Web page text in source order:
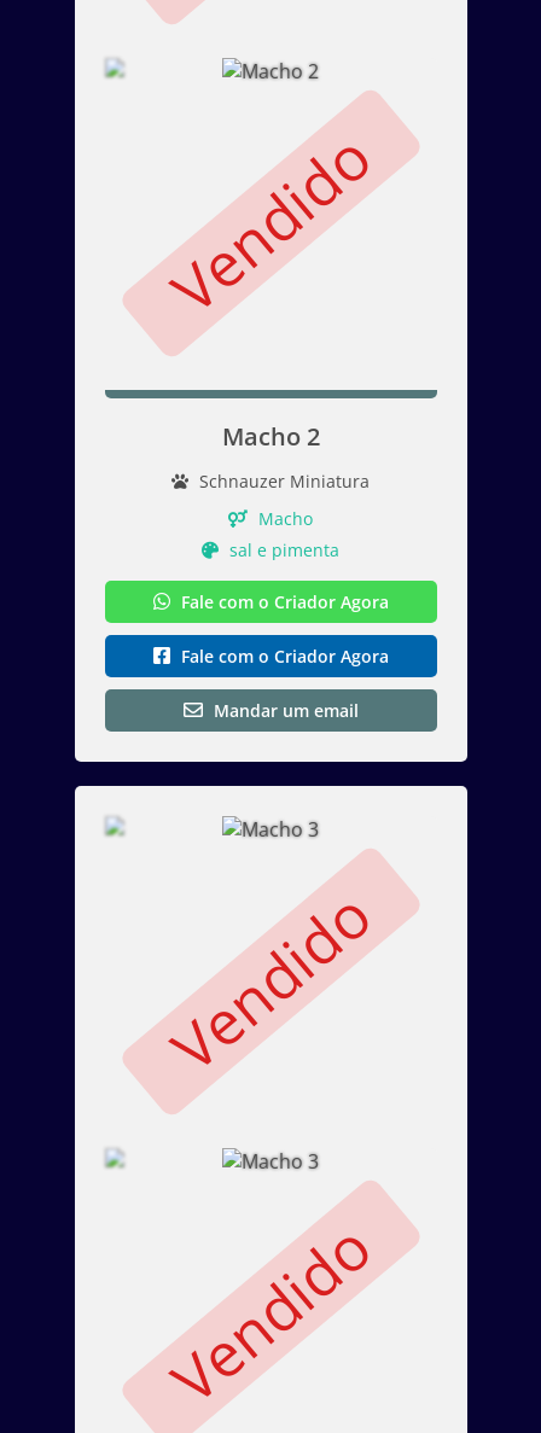
Vendido
Macho 2
Schnauzer Miniatura
Macho
sal e pimenta
Fale com o Criador Agora
Fale com o Criador Agora
Mandar um email
Vendido
Vendido